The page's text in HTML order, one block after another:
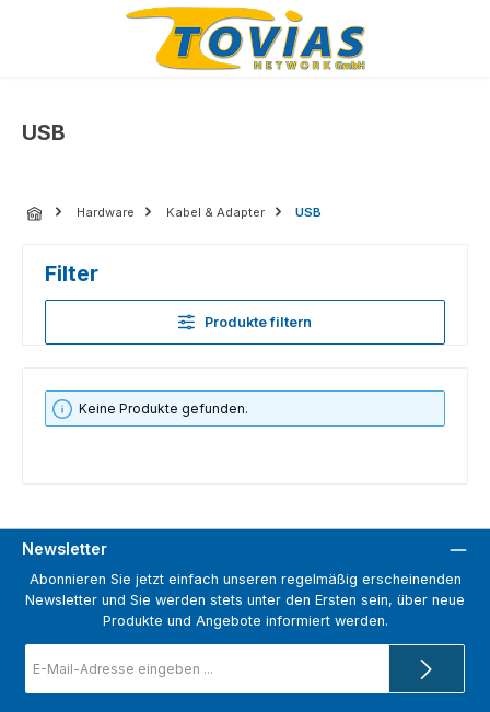
Zum Hauptinhalt springen
USB
Hardware Kabel & Adapter USB
Filter
Produkte filtern
Keine Produkte gefunden.
Newsletter
Abonnieren Sie jetzt einfach unseren regelmäßig erscheinenden
Newsletter und Sie werden stets unter den Ersten sein, über neue
Produkte und Angebote informiert werden.
Mail-
Adresse